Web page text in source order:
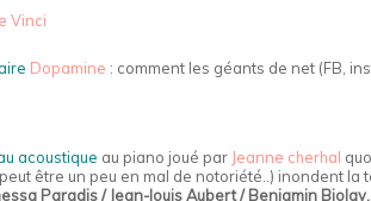
Vinci
Dopamine : comment les géants de net (FB,
acoustique au piano joué par Jeanne cherhal
être un peu en mal de notoriété..) inondent la
Paradis / Jean-louis Aubert / Benjamin